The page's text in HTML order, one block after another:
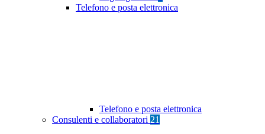
Telefono e posta elettronica
Telefono e posta elettronica
Consulenti e collaboratori 21